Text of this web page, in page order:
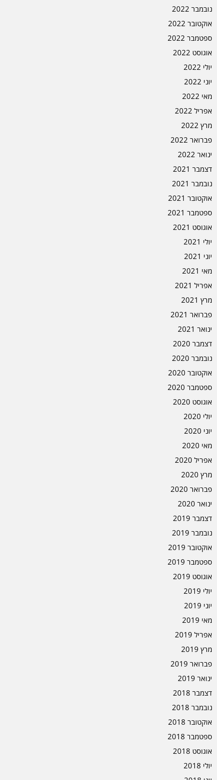
נובמבר 2022
אוקטובר 2022
ספטמבר 2022
אוגוסט 2022
יולי 2022
יוני 2022
מאי 2022
אפריל 2022
מרץ 2022
פברואר 2022
ינואר 2022
דצמבר 2021
נובמבר 2021
אוקטובר 2021
ספטמבר 2021
אוגוסט 2021
יולי 2021
יוני 2021
מאי 2021
אפריל 2021
מרץ 2021
פברואר 2021
ינואר 2021
דצמבר 2020
נובמבר 2020
אוקטובר 2020
ספטמבר 2020
אוגוסט 2020
יולי 2020
יוני 2020
מאי 2020
אפריל 2020
מרץ 2020
פברואר 2020
ינואר 2020
דצמבר 2019
נובמבר 2019
אוקטובר 2019
ספטמבר 2019
אוגוסט 2019
יולי 2019
יוני 2019
מאי 2019
אפריל 2019
מרץ 2019
פברואר 2019
ינואר 2019
דצמבר 2018
נובמבר 2018
אוקטובר 2018
ספטמבר 2018
אוגוסט 2018
יולי 2018